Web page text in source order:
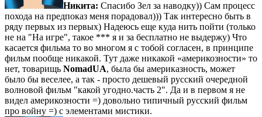
Никита: Спасибо Зел за наводку)) Сам процесс
похода на предпоказ меня порадовал))) Так интересно быть в
ряду первых из первых) Надеюсь еще куда нить пойти (только
не на "На игре", такое *** я и за бесплатно не выдержу) Что
касается фильма то во многом я с тобой согласен, в принципе
фильм пообще никакой. Тут даже никакой «америкозности» то
нет, товарищь NomadUA, была бы америказность, может
было бы веселее, а так - просто дешевый русский очередной
волновой фильм "какой угодно.часть 2". Да и в первом я не
видел америкозности =) довольно типичный русский фильм
про войну =) с элементами мистики.